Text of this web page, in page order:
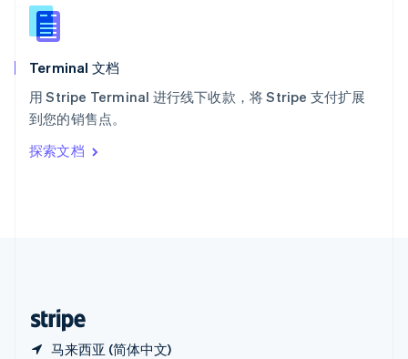
Terminal 文档
用 Stripe Terminal 进行线下收款，将 Stripe 支付扩展
到您的销售点。
探索文档
马来西亚 (简体中文)
English
新西兰
匈牙利
意大利
ItalianoEnglish
印度
English